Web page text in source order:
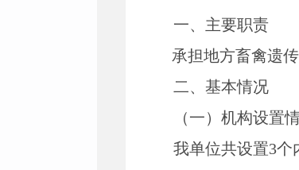
一、主要职责
承担地方畜禽遗
二、基本情况
（一）机构设置
我单位共设置3个